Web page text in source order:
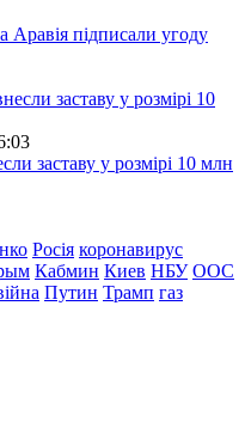
Аравія підписали угоду
заставу у розмірі 10 млн
Росія коронавирус
Кабмин Киев НБУ ООС
Путин Трамп газ